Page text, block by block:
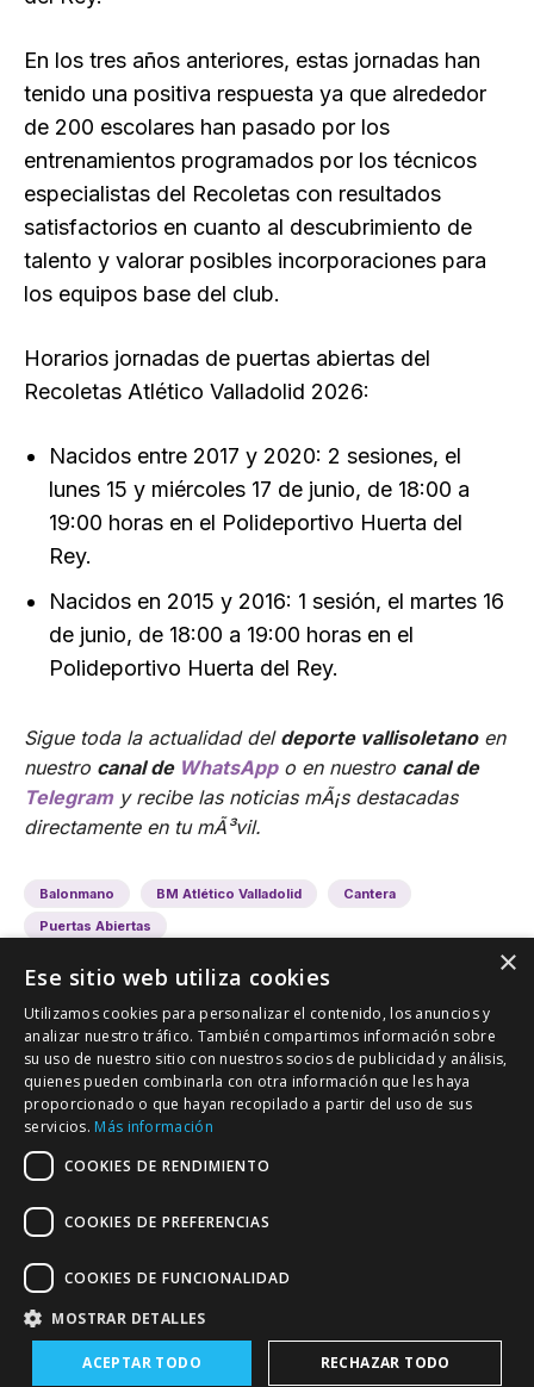
En los tres años anteriores, estas jornadas han
tenido una positiva respuesta ya que alrededor
de 200 escolares han pasado por los
entrenamientos programados por los técnicos
especialistas del Recoletas con resultados
satisfactorios en cuanto al descubrimiento de
talento y valorar posibles incorporaciones para
los equipos base del club.
Horarios jornadas de puertas abiertas del
Recoletas Atlético Valladolid 2026:
Nacidos entre 2017 y 2020: 2 sesiones, el
lunes 15 y miércoles 17 de junio, de 18:00 a
19:00 horas en el Polideportivo Huerta del
Rey.
Nacidos en 2015 y 2016: 1 sesión, el martes 16
de junio, de 18:00 a 19:00 horas en el
Polideportivo Huerta del Rey.
Sigue toda la actualidad del deporte vallisoletanoen
nuestro canal de WhatsAppo en nuestro canal de
Telegramy recibe las noticias mÃ¡s destacadas
directamente en tu mÃ³vil.
Balonmano BM Atlético Valladolid
Cantera
Puertas Abiertas
VALLADOLID DEPORTIVO
Colaboración Contacto
Política de Privacidad
×
Ese sitio web utiliza cookies
Utilizamos cookies para personalizar el contenido, los anuncios y
analizar nuestro tráfico. También compartimos información sobre
su uso de nuestro sitio con nuestros socios de publicidad y análisis,
quienes pueden combinarla con otra información que les haya
proporcionado o que hayan recopilado a partir del uso de sus
servicios. Más información
COOKIES DE RENDIMIENTO
COOKIES DE PREFERENCIAS
COOKIES DE FUNCIONALIDAD
MOSTRAR DETALLES
ACEPTAR TODO RECHAZAR TODO